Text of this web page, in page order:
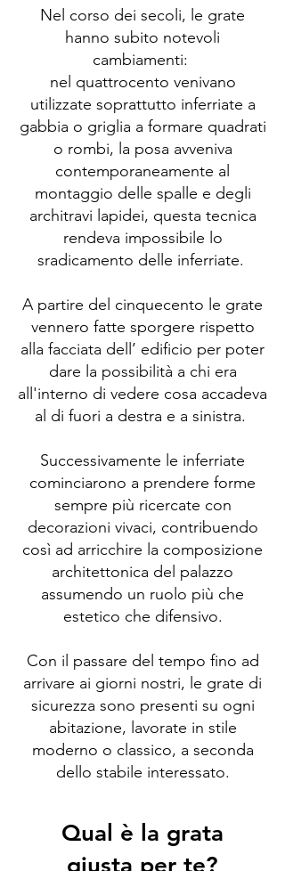
Nel corso dei secoli, le grate
hanno subito notevoli
cambiamenti:
nel quattrocento venivano
utilizzate soprattutto inferriate a
gabbia o griglia a formare quadrati
o rombi, la posa avveniva
contemporaneamente al
montaggio delle spalle e degli
architravi lapidei, questa tecnica
rendeva impossibile lo
sradicamento delle inferriate.
A partire del cinquecento le grate
vennero fatte sporgere rispetto
alla facciata dell’ edificio per poter
dare la possibilità a chi era
all'interno di vedere cosa accadeva
al di fuori a destra e a sinistra.
Successivamente le inferriate
cominciarono a prendere forme
sempre più ricercate con
decorazioni vivaci, contribuendo
così ad arricchire la composizione
architettonica del palazzo
assumendo un ruolo più che
estetico che difensivo.
Con il passare del tempo fino ad
arrivare ai giorni nostri, le grate di
sicurezza sono presenti su ogni
abitazione, lavorate in stile
moderno o classico, a seconda
dello stabile interessato.
Qual è la grata
giusta per te?